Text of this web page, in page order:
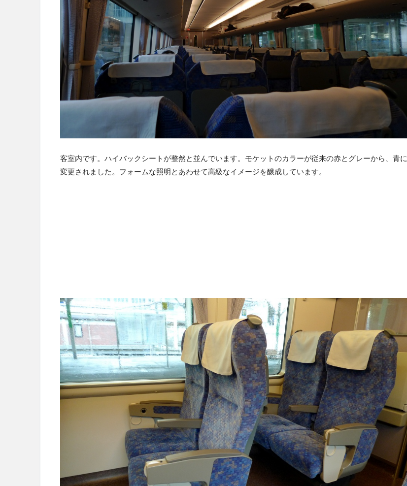
客室内です。ハイバックシートが整然と並んでいます。モケットのカラーが従来の赤とグレーから、青に
変更されました。フォームな照明とあわせて高級なイメージを醸成しています。